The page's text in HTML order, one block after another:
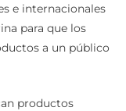
e internacionales
para que los
a un público
productos